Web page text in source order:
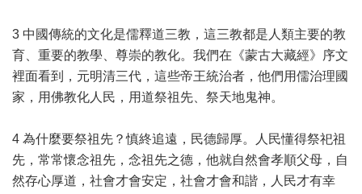
3 中國傳統的文化是儒釋道三教，這三教都是人類主要的教
育、重要的教學、尊崇的教化。我們在《蒙古大藏經》序文
裡面看到，元明清三代，這些帝王統治者，他們用儒治理國
家，用佛教化人民，用道祭祖先、祭天地鬼神。
4 為什麼要祭祖先？慎終追遠，民德歸厚。人民懂得祭祀祖
先，常常懷念祖先，念祖先之德，他就自然會孝順父母，自
然存心厚道，社會才會安定，社會才會和諧，人民才有幸